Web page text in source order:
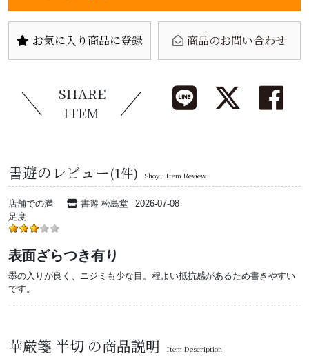
お気に入り商品に登録 商品のお問い合わせ
SHARE
ITEM
書遊のレビュー(1件) Shoyu Item Review
店舗での満
足度
書遊 松島堂 2026-07-08
表面ざらつき有り
墨の入りが良く、ニジミも少な目。程よい抵抗感があるため書きやすい
です。
華厳箋 半切 の商品説明 Item Description